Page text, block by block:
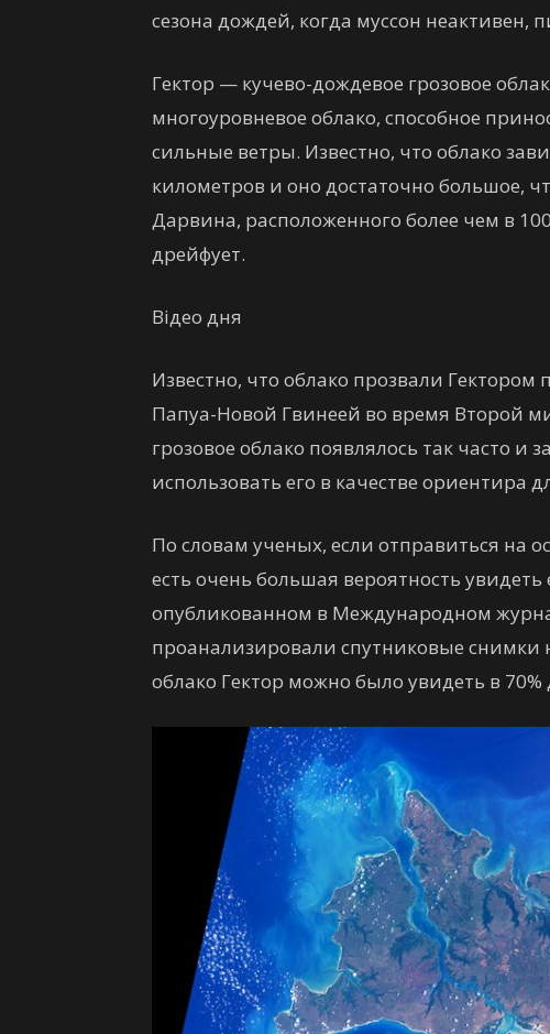
сезона дождей, когда муссон неактивен,
Гектор — кучево-дождевое грозовое
многоуровневое облако, способное
сильные ветры. Известно, что облако
километров и оно достаточно большое,
Дарвина, расположенного более чем в
дрейфует.
Відео дня
Известно, что облако прозвали
Папуа-Новой Гвинеей во время Второй
грозовое облако появлялось так часто и
использовать его в качестве ориентира
По словам ученых, если отправиться на
есть очень большая вероятность
опубликованном в Международном
проанализировали спутниковые снимки
облако Гектор можно было увидеть в